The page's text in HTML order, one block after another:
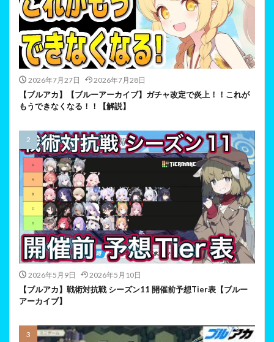
2026年7月27日 2026年7月28日
【ブルアカ】【ブルーアーカイブ】ガチャ改定で炎上！！これが
もうできなくなる！！【解説】
2026年5月9日 2026年5月10日
【ブルアカ】戦術対抗戦 シーズン11 開催前予想Tier表【ブルー
アーカイブ】